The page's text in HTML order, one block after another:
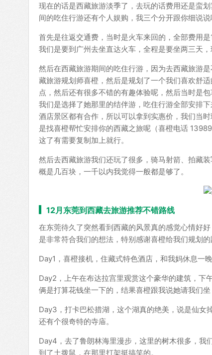
现在的话是西藏旅游淡季了，去玩的话费用还是蛮
间的吃住行游还有个人娱购，我三个分开跟你细说说
首先是往返交通费，当时是火车来回的，全部费用
我们是要到广州去坐直达火车，全程是要坐两三天
然后在西藏旅游期间的吃住行游，因为去西藏旅游
藏旅游规划师喜橙，然后是规划了一个我们喜欢舒
点，然后还有很多不错的有趣体验呢，然后当时是
我们是选择了她那里的结伴游，吃住行游全部安排
酒店景区都有合作，所以可以拿到实惠价，我们当
是找喜橙帮忙安排你的西藏之旅呢（喜橙电话
这了有需要复制加上就行。
然后去西藏旅游我们还玩了很多，骑马射箭、拍藏
概是几百块，一千以内我觉得一般都是够了。
12月东莞到西藏去旅游推荐不错路线
在东莞待久了突然看到西藏的风景真的感觉心情好
是非常符合我们的想法，特别感谢喜橙给我们规划
Day1，喜橙接机，住藏式特色酒店，和我妈休息一
Day2，上午在布达拉宫里观赏这个豪华的建筑，下
俩是打算花钱坐一下的，结果喜橙跟我说她请我们
Day3，打卡巴松措湖，这个湖真的绝美，说是仙女
还有个很奇特的寺庙。
Day4，去了鲁朗林海里漫步，这里的树木很多，我
到了土拨鼠，在那里打架挺搞笑的。